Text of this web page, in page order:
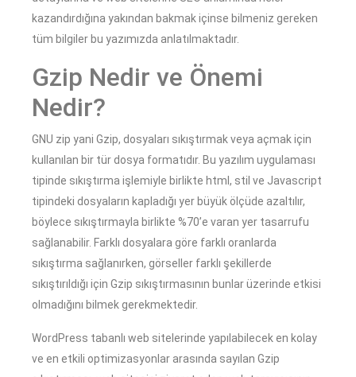
kazandırdığına yakından bakmak içinse bilmeniz gereken
tüm bilgiler bu yazımızda anlatılmaktadır.
Gzip Nedir ve Önemi
Nedir?
GNU zip yani Gzip, dosyaları sıkıştırmak veya açmak için
kullanılan bir tür dosya formatıdır. Bu yazılım uygulaması
tipinde sıkıştırma işlemiyle birlikte html, stil ve Javascript
tipindeki dosyaların kapladığı yer büyük ölçüde azaltılır,
böylece sıkıştırmayla birlikte %70’e varan yer tasarrufu
sağlanabilir. Farklı dosyalara göre farklı oranlarda
sıkıştırma sağlanırken, görseller farklı şekillerde
sıkıştırıldığı için Gzip sıkıştırmasının bunlar üzerinde etkisi
olmadığını bilmek gerekmektedir.
WordPress tabanlı web sitelerinde yapılabilecek en kolay
ve en etkili optimizasyonlar arasında sayılan Gzip